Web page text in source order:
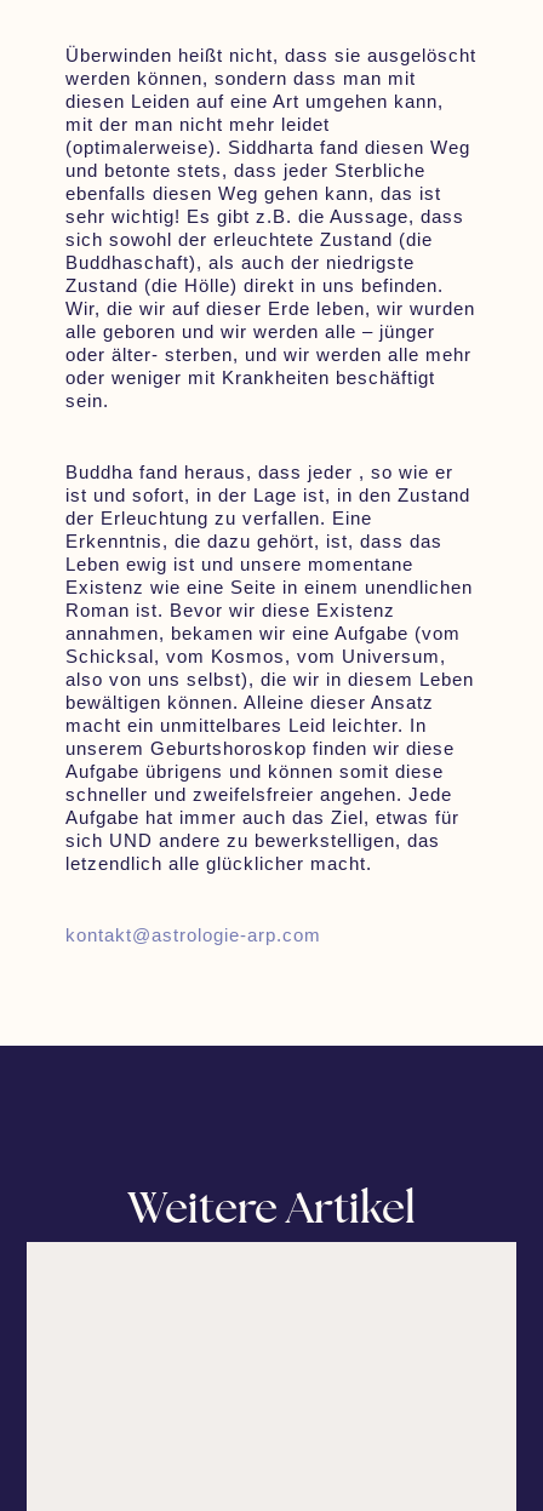
Überwinden heißt nicht, dass sie ausgelöscht
werden können, sondern dass man mit
diesen Leiden auf eine Art umgehen kann,
mit der man nicht mehr leidet
(optimalerweise). Siddharta fand diesen Weg
und betonte stets, dass jeder Sterbliche
ebenfalls diesen Weg gehen kann, das ist
sehr wichtig! Es gibt z.B. die Aussage, dass
sich sowohl der erleuchtete Zustand (die
Buddhaschaft), als auch der niedrigste
Zustand (die Hölle) direkt in uns befinden.
Wir, die wir auf dieser Erde leben, wir wurden
alle geboren und wir werden alle – jünger
oder älter- sterben, und wir werden alle mehr
oder weniger mit Krankheiten beschäftigt
sein.
Buddha fand heraus, dass jeder , so wie er
ist und sofort, in der Lage ist, in den Zustand
der Erleuchtung zu verfallen. Eine
Erkenntnis, die dazu gehört, ist, dass das
Leben ewig ist und unsere momentane
Existenz wie eine Seite in einem unendlichen
Roman ist. Bevor wir diese Existenz
annahmen, bekamen wir eine Aufgabe (vom
Schicksal, vom Kosmos, vom Universum,
also von uns selbst), die wir in diesem Leben
bewältigen können. Alleine dieser Ansatz
macht ein unmittelbares Leid leichter. In
unserem Geburtshoroskop finden wir diese
Aufgabe übrigens und können somit diese
schneller und zweifelsfreier angehen. Jede
Aufgabe hat immer auch das Ziel, etwas für
sich UND andere zu bewerkstelligen, das
letzendlich alle glücklicher macht.
kontakt@astrologie-arp.com
Weitere Artikel